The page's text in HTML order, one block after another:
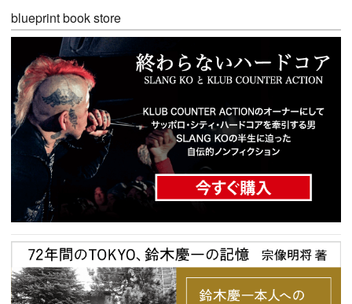
blueprint book store